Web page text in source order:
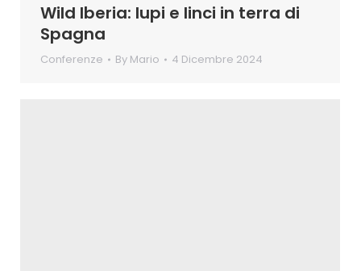
Wild Iberia: lupi e linci in terra di
Spagna
Conferenze By Mario 4 Dicembre 2024